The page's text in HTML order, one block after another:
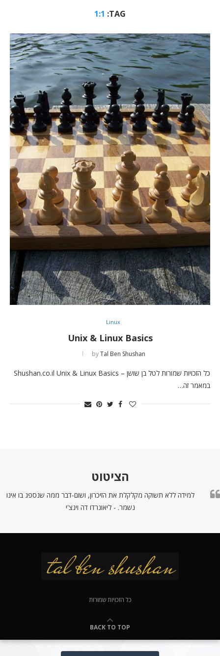
TAG:
1:1
Linux
Unix & Linux Basics
byTal Ben Shushan
כל הזכויות שמורות לטל בן שושן – Shushan.co.il Unix & Linux Basics
במאמר זה…
הציטוט
למידה ללא תשוקה מקלקלת את הזיכרון, ושום-דבר ממה שנספג בו אינו
נשמר. - ליאונרדו דה וינצ'י
כל הזכויות שמורות
BACK TO TOP